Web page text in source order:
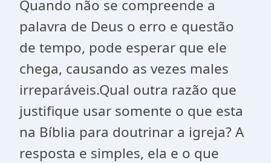
Quando não se compreende a
palavra de Deus o erro e questão
de tempo, pode esperar que ele
chega, causando as vezes males
irreparáveis.Qual outra razão que
justifique usar somente o que esta
na Bíblia para doutrinar a igreja? A
resposta e simples, ela e o que